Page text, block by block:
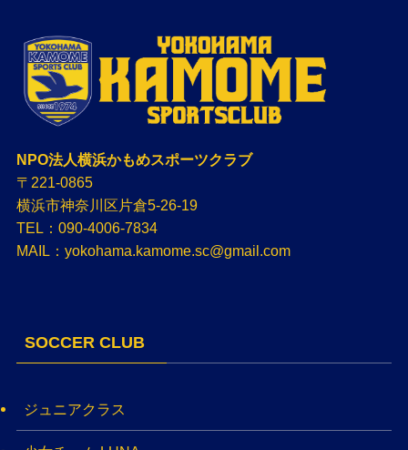
NPO法人横浜かもめスポーツクラブ
〒221-0865
横浜市神奈川区片倉5-26-19
TEL：090-4006-7834
MAIL：yokohama.kamome.sc@gmail.com
SOCCER CLUB
ジュニアクラス